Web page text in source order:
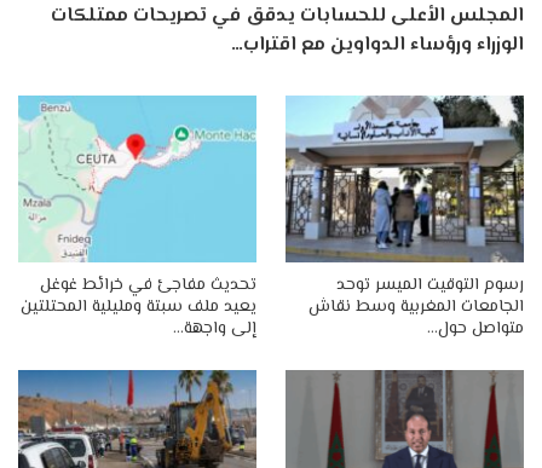
المجلس الأعلى للحسابات يدقق في تصريحات ممتلكات
الوزراء ورؤساء الدواوين مع اقتراب…
رسوم التوقيت الميسر توحد
الجامعات المغربية وسط نقاش
متواصل حول…
تحديث مفاجئ في خرائط غوغل
يعيد ملف سبتة ومليلية المحتلتين
إلى واجهة…